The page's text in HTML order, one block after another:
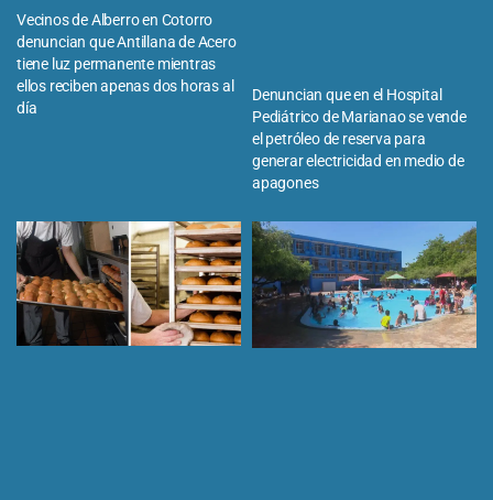
Vecinos de Alberro en Cotorro
denuncian que Antillana de Acero
tiene luz permanente mientras
ellos reciben apenas dos horas al
día
Denuncian que en el Hospital
Pediátrico de Marianao se vende
el petróleo de reserva para
generar electricidad en medio de
apagones